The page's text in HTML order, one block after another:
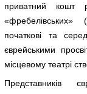
приватний кошт
«фребелівських»
початкові та
єврейськими
місцевому театрі
Представників